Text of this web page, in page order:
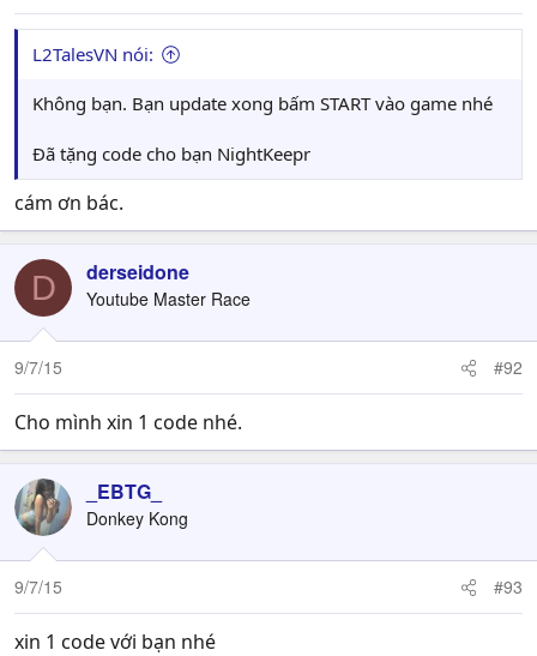
:
L2TalesVN nói:
Không bạn. Bạn update xong bấm START vào game nhé
Đã tặng code cho bạn NightKeepr
cám ơn bác.
D derseidone
Youtube Master Race
9/7/15 #92
Cho mình xin 1 code nhé.
_EBTG_
Donkey Kong
9/7/15 #93
xin 1 code với bạn nhé